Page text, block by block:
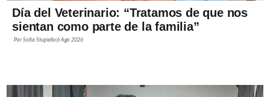
Día del Veterinario: “Tratamos de que nos
sientan como parte de la familia”
PorSofía Stupiello6 Ago 2026